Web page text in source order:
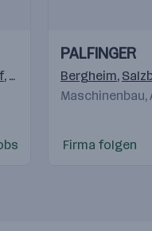
, Krottendorf (Weiz),
Videos
Einblicke
Einblicke
PALFINGER
Bergheim,
Maschinenbau,
Firma folgen